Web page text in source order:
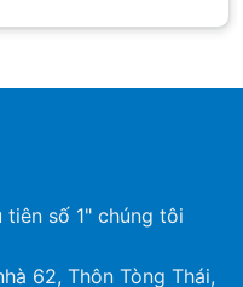
tiên số 1" chúng tôi
62, Thôn Tòng Thái,